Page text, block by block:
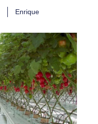
Enrique